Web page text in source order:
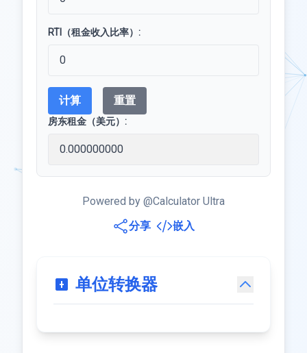
RTI（租金收入比率）:
计算 重置
房东租金（美元）:
Powered by @Calculator Ultra
分享
嵌入
单位转换器